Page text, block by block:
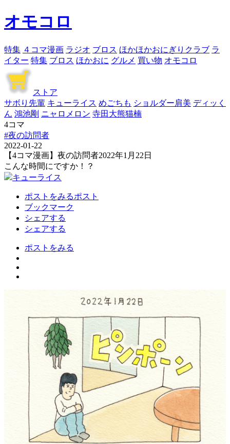
オモコロ
特集 ４コマ漫画 ラジオ ブロス ほかほかおにぎりクラブ ラ
イター 特集 ブロス ほかおに グルメ 買い物 オモコロ
ストア
サボり先輩 キューライス めごちも ショルダー肩美 ディッく
ん 鴻池剛 ニャロメロン 寺田大熊猫楠
4コマ
#夜の訪問者
2022-01-22
【4コマ漫画】夜の訪問者2022年1月22日
こんな時間にですか！？
キューライス
ポストをみるポスト
ブックマーク
シェアする
シェアする
ポストをみる